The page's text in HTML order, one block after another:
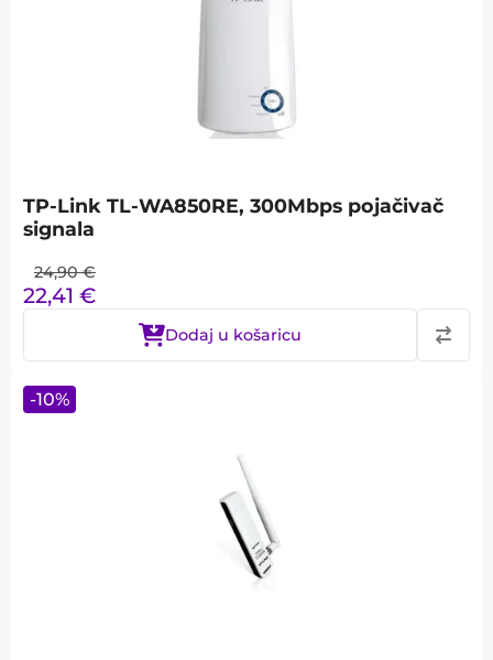
TP-Link TL-WA850RE, 300Mbps pojačivač
signala
24,90 €
22,41 €
Dodaj u košaricu
-10%